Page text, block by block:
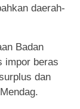
daerah-
Badan
impor beras
dan